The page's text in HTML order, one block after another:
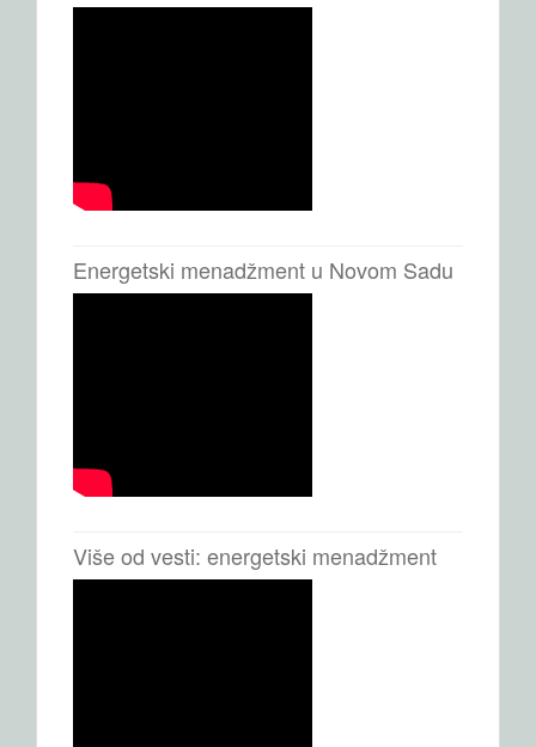
Energetski menadžment u Novom Sadu
Više od vesti: energetski menadžment